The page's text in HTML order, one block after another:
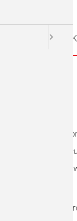
najwyższej klasy
ciepła oraz
za pomocą
zasobnikiem 180